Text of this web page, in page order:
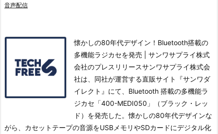
音声配信
懐かしの80年代デザイン！Bluetooth搭載の
多機能ラジカセを発売 | サンワサプライ株式
会社のプレスリリースサンワサプライ株式会
社は、同社が運営する直販サイト『サンワダ
イレクト』にて、Bluetooth 搭載の多機能ラ
ジカセ「400-MEDI050」（ブラック・レッ
ド）を発売した。懐かしの80年代デザインな
がら、カセットテープの音源をUSBメモリやSDカードにデジタル化